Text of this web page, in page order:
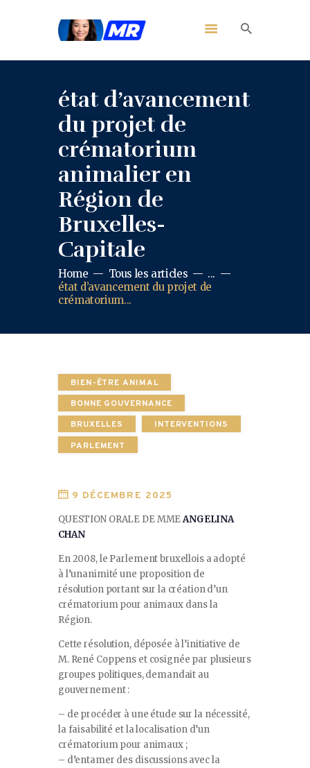
état d’avancement
du projet de
crématorium
animalier en
Région de
Bruxelles-
Capitale
Home Tous les articles
...
état d’avancement du projet de
crématorium...
BIEN-ÊTRE ANIMAL
BONNE GOUVERNANCE
BRUXELLES
INTERVENTIONS
PARLEMENT
9 DÉCEMBRE 2025
QUESTION ORALE DE MMEANGELINA
CHAN
En 2008, le Parlement bruxellois a adopté
à l’unanimité une proposition de
résolution portant sur la création d’un
crématorium pour animaux dans la
Région.
Cette résolution, déposée à l’initiative de
M. René Coppens et cosignée par plusieurs
groupes politiques, demandait au
gouvernement :
– de procéder à une étude sur la nécessité,
la faisabilité et la localisation d’un
crématorium pour animaux ;
– d’entamer des discussions avec la